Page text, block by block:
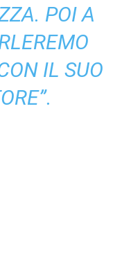
POI A
IL SUO